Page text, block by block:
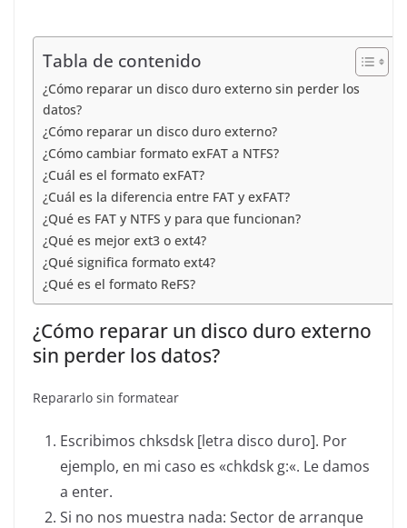
Tabla de contenido
¿Cómo reparar un disco duro externo sin perder los
datos?
¿Cómo reparar un disco duro externo?
¿Cómo cambiar formato exFAT a NTFS?
¿Cuál es el formato exFAT?
¿Cuál es la diferencia entre FAT y exFAT?
¿Qué es FAT y NTFS y para que funcionan?
¿Qué es mejor ext3 o ext4?
¿Qué significa formato ext4?
¿Qué es el formato ReFS?
¿Cómo reparar un disco duro externo
sin perder los datos?
Repararlo sin formatear
Escribimos chksdsk [letra disco duro]. Por
ejemplo, en mi caso es «chkdsk g:«. Le damos
a enter.
Si no nos muestra nada: Sector de arranque